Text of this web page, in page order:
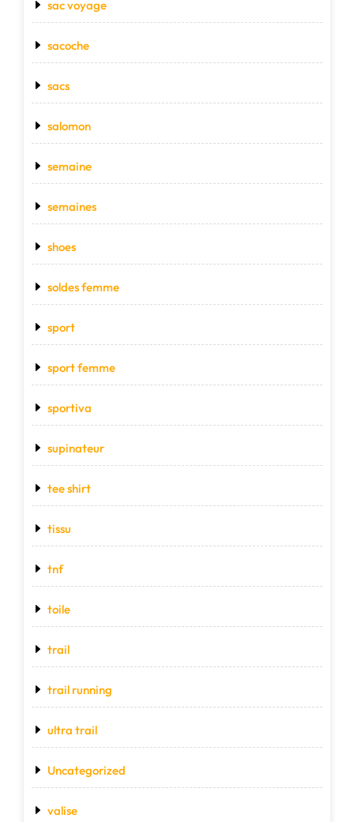
sac voyage
sacoche
sacs
salomon
semaine
semaines
shoes
soldes femme
sport
sport femme
sportiva
supinateur
tee shirt
tissu
tnf
toile
trail
trail running
ultra trail
Uncategorized
valise